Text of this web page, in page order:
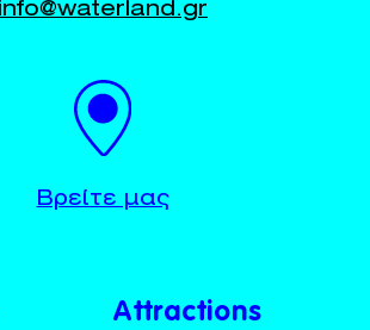
23920 72025
Attractions
info@waterland.gr
Βρείτε μας